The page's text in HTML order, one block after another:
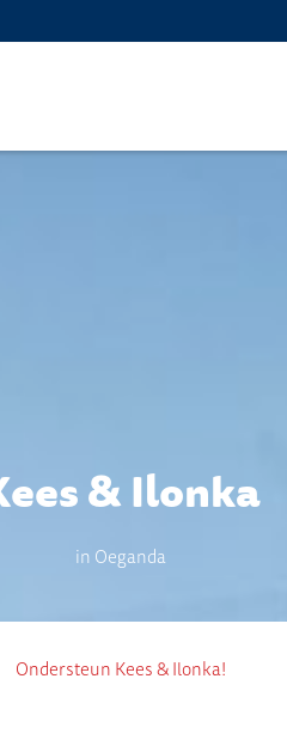
& Ilonka
in Oeganda
Ondersteun Kees & Ilonka!